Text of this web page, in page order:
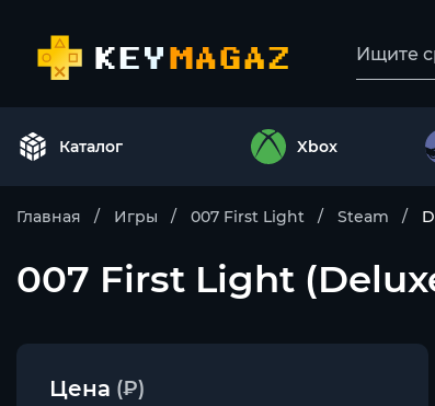
Каталог Xbox
Главная Игры 007 First Light Steam
007 First Light
Цена (₽)